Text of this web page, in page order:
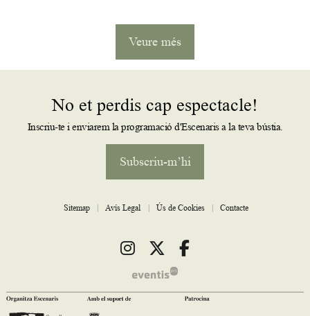
Veure més
No et perdis cap espectacle!
Inscriu-te i enviarem la programació d'Escenaris a la teva bústia.
Subscriu-m’hi
Sitemap | Avís Legal | Ús de Cookies | Contacte
Link a instagram
Link a twitter
Link a facebook